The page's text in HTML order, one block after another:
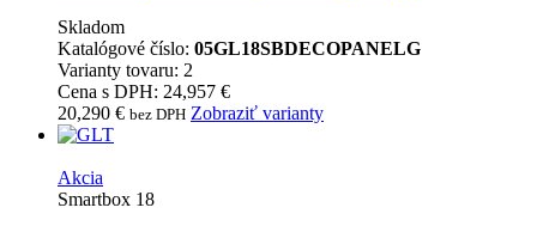
Skladom
Katalógové číslo: 05GL18SBDECOPANELG
Varianty tovaru: 2
Cena s DPH: 24,957 €
20,290 € bez DPH Zobraziť varianty
Akcia
Smartbox 18